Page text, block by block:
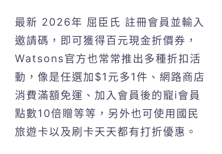
最新 2026年 屈臣氏 註冊會員並輸入
邀請碼，即可獲得百元現金折價券，
Watsons官方也常常推出多種折扣活
動，像是任選加$1元多1件、網路商店
消費滿額免運、加入會員後的寵i會員
點數10倍贈等等，另外也可使用國民
旅遊卡以及刷卡天天都有打折優惠。